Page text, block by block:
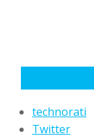
technorati
Twitter